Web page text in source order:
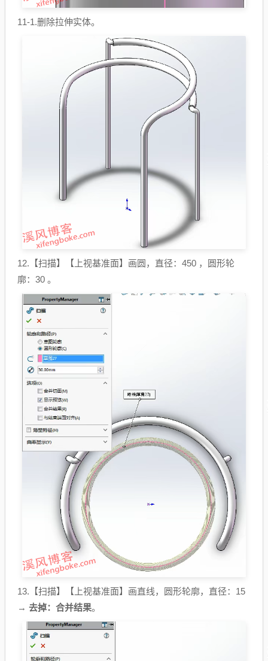
11-1.删除拉伸实体。
12.【扫描】【上视基准面】画圆，直径：450 ，圆形轮
廓：30 。
13.【扫描】【上视基准面】画直线，圆形轮廓，直径：15
→ 去掉：合并结果。